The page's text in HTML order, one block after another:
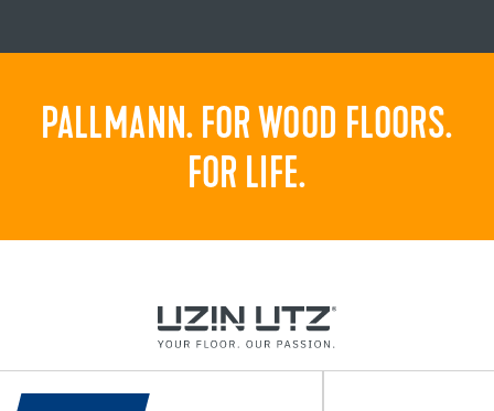
PALLMANN. FOR WOOD FLOORS.
FOR LIFE.